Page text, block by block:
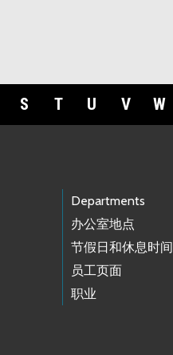
S T U V W
Departments
办公室地点
节假日和休息时间
员工页面
职业